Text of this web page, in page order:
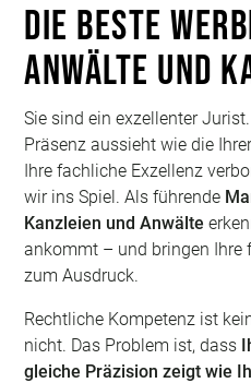
Die Beste
Anwälte und
Sie sind ein exzellenter
Präsenz aussieht wie die
Ihre fachliche Exzellenz
wir ins Spiel. Als führende
Kanzleien und Anwälte
ankommt – und bringen
zum Ausdruck.
Rechtliche Kompetenz ist
nicht. Das Problem ist, dass
gleiche Präzision zeigt wie